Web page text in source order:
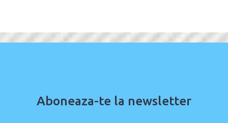
Aboneaza-te la newsletter